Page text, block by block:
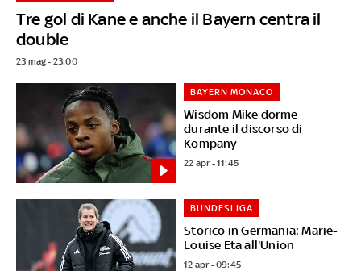
Tre gol di Kane e anche il Bayern centra il
double
23 mag - 23:00
Wisdom Mike dorme
durante il discorso di
Kompany
BAYERN MONACO
22 apr - 11:45
Storico in Germania: Marie-
Louise Eta all'Union
BUNDESLIGA
12 apr - 09:45